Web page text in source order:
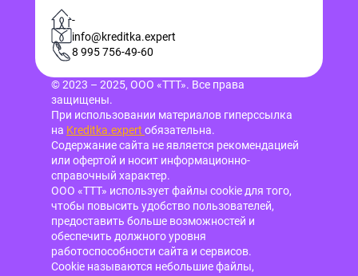
-
info@kreditka.expert
8 995 756-49-60
© 2023 – 2025, ООО «ТТТ». Все права
защищены.
При использовании материалов гиперссылка
на Kreditka.expert обязательна.
Содержание сайта не является рекомендацией
или офертой и носит информационно-
справочный характер.
ООО «ТТТ» использует файлы cookie для того,
чтобы повысить удобство пользователей,
предоставить больше возможностей и
обеспечить должного уровня
работоспособности сайта и сервисов.
Cookie называются небольшие файлы,